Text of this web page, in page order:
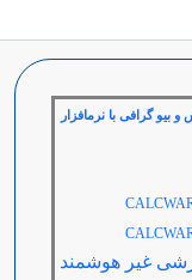
بیو گرافی با نرمافزار
غیر هوشمند